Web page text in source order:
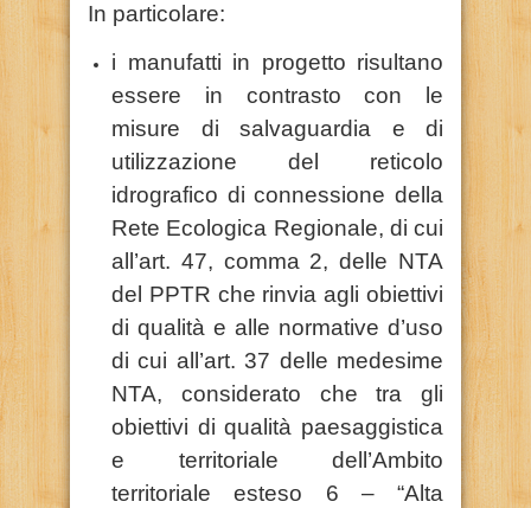
In particolare:
i manufatti in progetto risultano
essere in contrasto con le
misure di salvaguardia e di
utilizzazione del reticolo
idrografico di connessione della
Rete Ecologica Regionale, di cui
all’art. 47, comma 2, delle NTA
del PPTR che rinvia agli obiettivi
di qualità e alle normative d’uso
di cui all’art. 37 delle medesime
NTA, considerato che tra gli
obiettivi di qualità paesaggistica
e territoriale dell’Ambito
territoriale esteso 6 – “Alta